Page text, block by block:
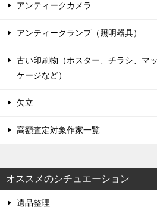
アンティークカメラ
アンティークランプ（照明器具）
古い印刷物（ポスター、チラシ、マ
ケージなど）
矢立
高額査定対象作家一覧
オススメのシチュエーション
遺品整理